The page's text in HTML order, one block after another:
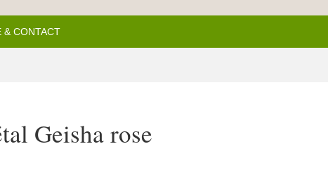
& CONTACT
Geisha rose